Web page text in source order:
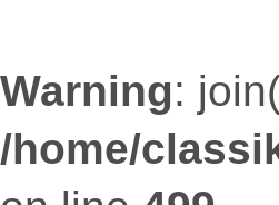
Warning:
/home/